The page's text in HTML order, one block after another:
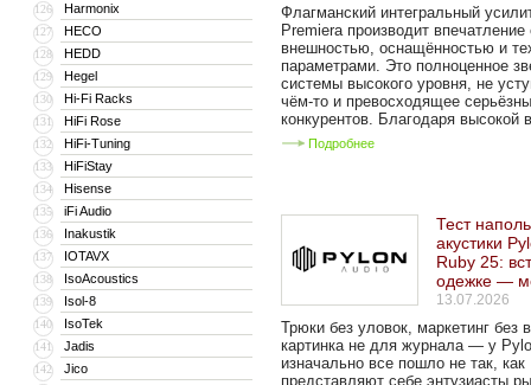
126 Harmonix
127 HECO
128 HEDD
129 Hegel
130 Hi-Fi Racks
131 HiFi Rose
132 HiFi-Tuning
133 HiFiStay
134 Hisense
135 iFi Audio
136 Inakustik
137 IOTAVX
138 IsoAcoustics
139 Isol-8
140 IsoTek
141 Jadis
142 Jico
Флагманский интегральный
Premiera производит впечатление
внешностью, оснащённостью и
параметрами. Это полноценное
системы высокого уровня, не
чём-то и превосходящее
конкурентов. Благодаря высокой
Подробнее
Тест
акустики
Ruby 25:
одежке —
13.07.2026
Трюки без уловок, маркетинг без
картинка не для журнала — у
изначально все пошло не так, как
представляют себе энтузиасты